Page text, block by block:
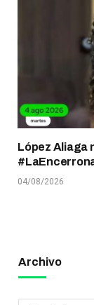
López Aliaga
04/08/2026
Archivo